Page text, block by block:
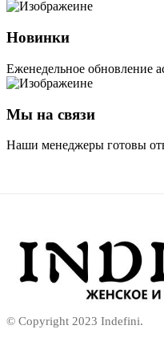
Новинки
Еженедельное обновление
Мы на связи
Наши менеджеры готовы
© Copyright 2023 Indefini.